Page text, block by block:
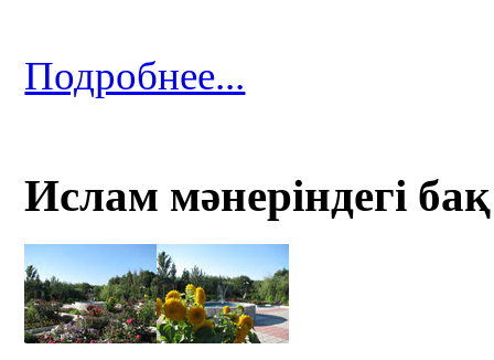
Подробнее...
Ислам мәнеріндегі бақ